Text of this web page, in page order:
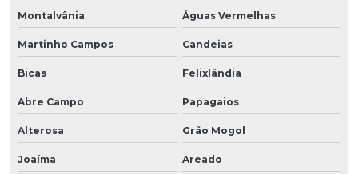
Montalvânia Águas Vermelhas
Martinho Campos Candeias
Bicas Felixlândia
Abre Campo Papagaios
Alterosa Grão Mogol
Joaíma Areado